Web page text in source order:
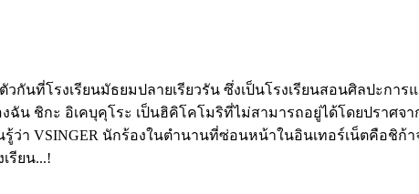
นที่โรงเรียนมัธยมปลายเรียวรัน ซึ่งเป็นโรงเรียนสอนศิลปะกา
ชิกะ อิเคบุคุโระ เป็นฮิคิโคโมริที่ไม่สามารถอยู่ได้โดยปราศจ
ว่า VSINGER นักร้องในตำนานที่ซ่อนหน้าในอินเทอร์เน็ตคือชิก้
รียน...!